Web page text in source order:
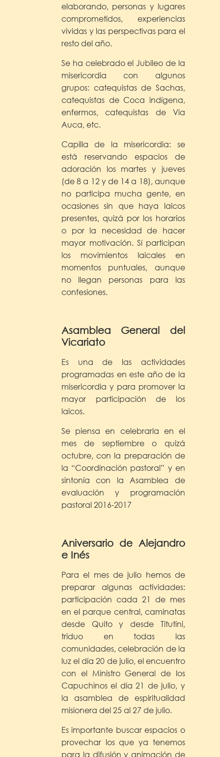
elaborando, personas y lugares
comprometidos, experiencias
vividas y las perspectivas para el
resto del año.
Se ha celebrado el Jubileo de la
misericordia con algunos
grupos: catequistas de Sachas,
catequistas de Coca indígena,
enfermos, catequistas de Vía
Auca, etc.
Capilla de la misericordia: se
está reservando espacios de
adoración los martes y jueves
(de 8 a 12 y de 14 a 18), aunque
no participa mucha gente, en
ocasiones sin que haya laicos
presentes, quizá por los horarios
o por la necesidad de hacer
mayor motivación. Sí participan
los movimientos laicales en
momentos puntuales, aunque
no llegan personas para las
confesiones.
Asamblea General del
Vicariato
Es una de las actividades
programadas en este año de la
misericordia y para promover la
mayor participación de los
laicos.
Se piensa en celebrarla en el
mes de septiembre o quizá
octubre, con la preparación de
la “Coordinación pastoral” y en
sintonía con la Asamblea de
evaluación y programación
pastoral 2016-2017
Aniversario de Alejandro
e Inés
Para el mes de julio hemos de
preparar algunas actividades:
participación cada 21 de mes
en el parque central, caminatas
desde Quito y desde Titutini,
triduo en todas las
comunidades, celebración de la
luz el día 20 de julio, el encuentro
con el Ministro General de los
Capuchinos el día 21 de julio, y
la asamblea de espiritualidad
misionera del 25 al 27 de julio.
Es importante buscar espacios o
provechar los que ya tenemos
para la difusión y animación de